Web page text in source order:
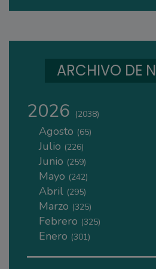
ARCHIVO DE
2026 (2038)
Agosto (65)
Julio (226)
Junio (259)
Mayo (242)
Abril (295)
Marzo (325)
Febrero (325)
Enero (301)